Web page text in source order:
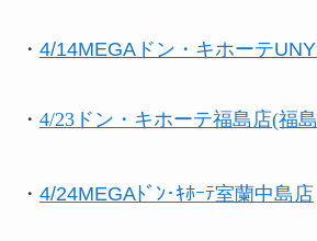
・ 4/14MEGAドン・キホーテ
・ 4/23ドン・キホーテ福島店(福
・ 4/24MEGAﾄﾞﾝ･ｷﾎｰﾃ室蘭中島店